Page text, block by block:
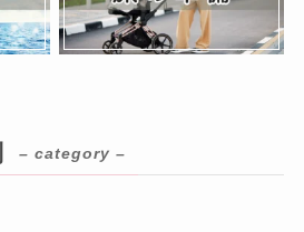
– category –